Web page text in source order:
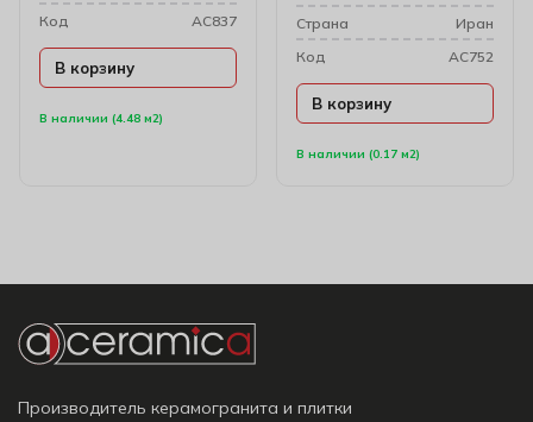
В наличии (4.48 м2)
Код
AC837
В корзину
В наличии (0.17 м2)
Cтрана
Иран
Код
AC752
В корзину
Производитель керамогранита и плитки